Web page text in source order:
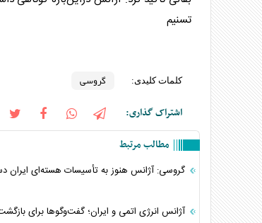
تسنیم
کلمات کلیدی: گروسی
اشتراک گذاری:
مطالب مرتبط
گروسی: آژانس هنوز به تأسیسات هسته‌ای ایران
آژانس انرژی اتمی و ایران؛ گفت‌وگوها برای